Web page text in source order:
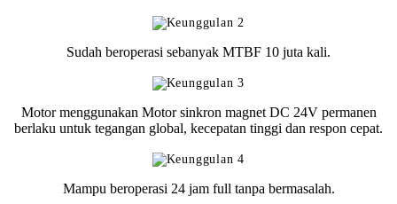
Sudah beroperasi sebanyak MTBF 10 juta kali.
Motor menggunakan Motor sinkron magnet DC 24V permanen
berlaku untuk tegangan global, kecepatan tinggi dan respon cepat.
Mampu beroperasi 24 jam full tanpa bermasalah.